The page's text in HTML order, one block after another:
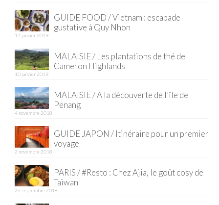
Quy Nhon
EUROPE
France
Paris
Saint-Malo
Vendée
GUIDE FOOD / Vietnam : escapade
gustative à Quy Nhon
17 janvier 2019
MALAISIE / Les plantations de thé de
Cameron Highlands
10 janvier 2019
MALAISIE / A la découverte de l’île de
Penang
4 novembre 2018
GUIDE JAPON / Itinéraire pour un premier
voyage
2 novembre 2018
PARIS / #Resto : Chez Ajia, le goût cosy de
Taïwan
26 septembre 2018